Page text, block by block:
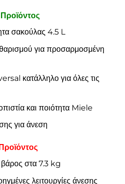
σακούλας 4.5 L
για προσαρμοσμένη
κατάλληλο για όλες τις
και ποιότητα Miele
για άνεση
βάρος στα 7.3 kg
λειτουργίες άνεσης